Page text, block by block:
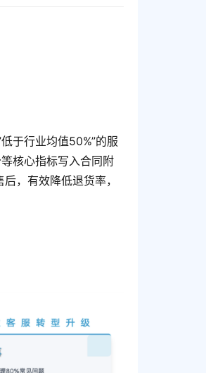
于行业均值50%”的服
核心指标写入合同附
，有效降低退货率，